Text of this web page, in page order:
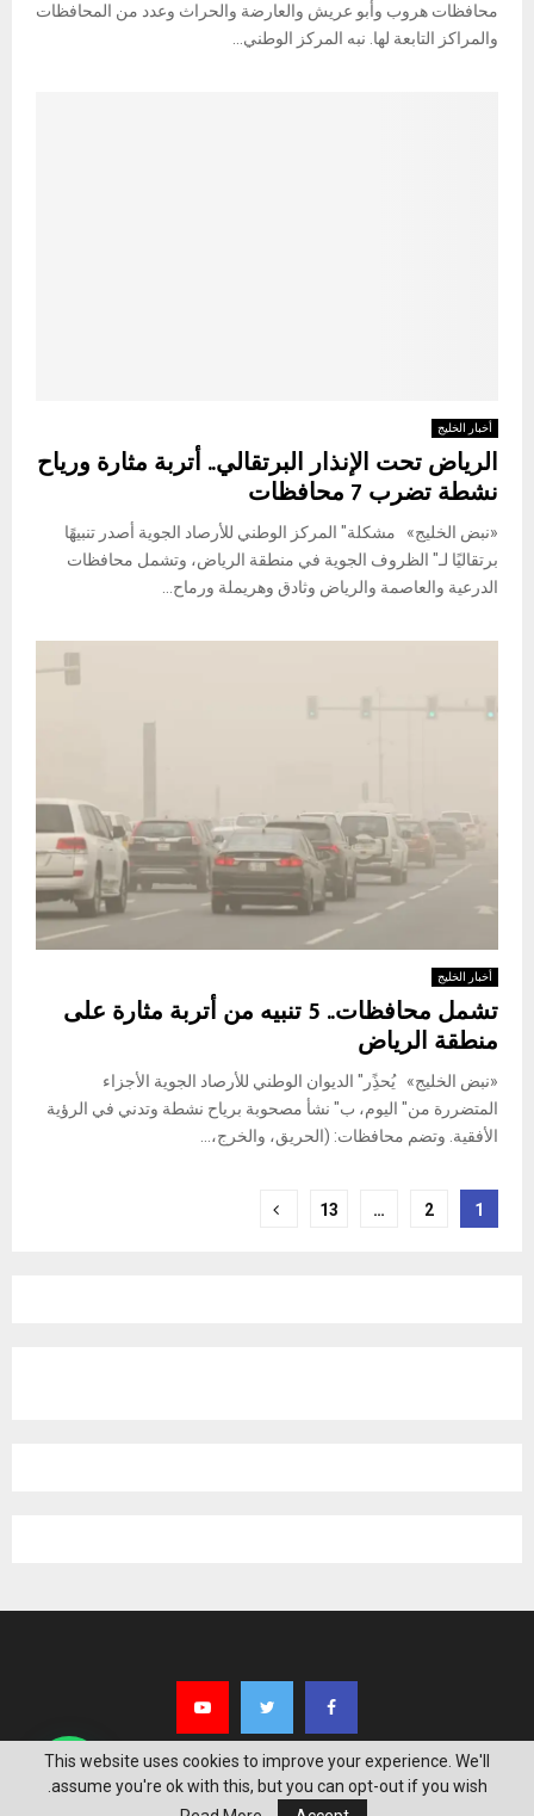
محافظات هروب وأبو عريش والعارضة والحراث وعدد من المحافظات
والمراكز التابعة لها. نبه المركز الوطني...
أخبار الخليج
الرياض تحت الإنذار البرتقالي.. أتربة مثارة ورياح
نشطة تضرب 7 محافظات
«نبض الخليج» مشكلة" المركز الوطني للأرصاد الجوية أصدر تنبيهًا
برتقاليًا لـ" الظروف الجوية في منطقة الرياض، وتشمل محافظات
الدرعية والعاصمة والرياض وثادق وهريملة ورماح...
أخبار الخليج
تشمل محافظات.. 5 تنبيه من أتربة مثارة على
منطقة الرياض
«نبض الخليج» يُحذًِر" الديوان الوطني للأرصاد الجوية الأجزاء
المتضررة من" اليوم، ب" نشأ مصحوبة برياح نشطة وتدني في الرؤية
الأفقية. وتضم محافظات: (الحريق، والخرج،...
Posts
1
2
…
13
This website uses cookies to improve your experience. We'll
assume you're ok with this, but you can opt-out if you wish.